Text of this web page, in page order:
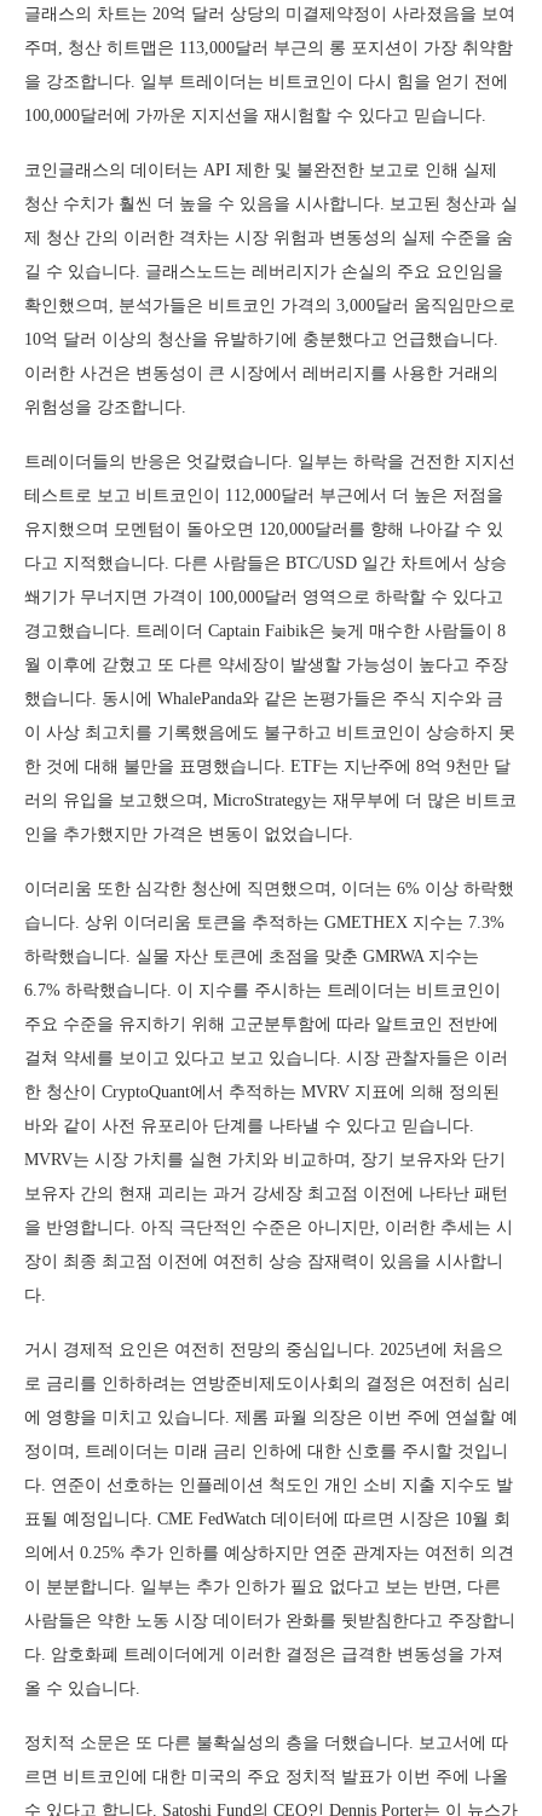
글래스의 차트는 20억 달러 상당의 미결제약정이 사라졌음을 보여
주며, 청산 히트맵은 113,000달러 부근의 롱 포지션이 가장 취약함
을 강조합니다. 일부 트레이더는 비트코인이 다시 힘을 얻기 전에
100,000달러에 가까운 지지선을 재시험할 수 있다고 믿습니다.
코인글래스의 데이터는 API 제한 및 불완전한 보고로 인해 실제
청산 수치가 훨씬 더 높을 수 있음을 시사합니다. 보고된 청산과 실
제 청산 간의 이러한 격차는 시장 위험과 변동성의 실제 수준을 숨
길 수 있습니다. 글래스노드는 레버리지가 손실의 주요 요인임을
확인했으며, 분석가들은 비트코인 가격의 3,000달러 움직임만으로
10억 달러 이상의 청산을 유발하기에 충분했다고 언급했습니다.
이러한 사건은 변동성이 큰 시장에서 레버리지를 사용한 거래의
위험성을 강조합니다.
트레이더들의 반응은 엇갈렸습니다. 일부는 하락을 건전한 지지선
테스트로 보고 비트코인이 112,000달러 부근에서 더 높은 저점을
유지했으며 모멘텀이 돌아오면 120,000달러를 향해 나아갈 수 있
다고 지적했습니다. 다른 사람들은 BTC/USD 일간 차트에서 상승
쐐기가 무너지면 가격이 100,000달러 영역으로 하락할 수 있다고
경고했습니다. 트레이더 Captain Faibik은 늦게 매수한 사람들이 8
월 이후에 갇혔고 또 다른 약세장이 발생할 가능성이 높다고 주장
했습니다. 동시에 WhalePanda와 같은 논평가들은 주식 지수와 금
이 사상 최고치를 기록했음에도 불구하고 비트코인이 상승하지 못
한 것에 대해 불만을 표명했습니다. ETF는 지난주에 8억 9천만 달
러의 유입을 보고했으며, MicroStrategy는 재무부에 더 많은 비트코
인을 추가했지만 가격은 변동이 없었습니다.
이더리움 또한 심각한 청산에 직면했으며, 이더는 6% 이상 하락했
습니다. 상위 이더리움 토큰을 추적하는 GMETHEX 지수는 7.3%
하락했습니다. 실물 자산 토큰에 초점을 맞춘 GMRWA 지수는
6.7% 하락했습니다. 이 지수를 주시하는 트레이더는 비트코인이
주요 수준을 유지하기 위해 고군분투함에 따라 알트코인 전반에
걸쳐 약세를 보이고 있다고 보고 있습니다. 시장 관찰자들은 이러
한 청산이 CryptoQuant에서 추적하는 MVRV 지표에 의해 정의된
바와 같이 사전 유포리아 단계를 나타낼 수 있다고 믿습니다.
MVRV는 시장 가치를 실현 가치와 비교하며, 장기 보유자와 단기
보유자 간의 현재 괴리는 과거 강세장 최고점 이전에 나타난 패턴
을 반영합니다. 아직 극단적인 수준은 아니지만, 이러한 추세는 시
장이 최종 최고점 이전에 여전히 상승 잠재력이 있음을 시사합니
다.
거시 경제적 요인은 여전히 전망의 중심입니다. 2025년에 처음으
로 금리를 인하하려는 연방준비제도이사회의 결정은 여전히 심리
에 영향을 미치고 있습니다. 제롬 파월 의장은 이번 주에 연설할 예
정이며, 트레이더는 미래 금리 인하에 대한 신호를 주시할 것입니
다. 연준이 선호하는 인플레이션 척도인 개인 소비 지출 지수도 발
표될 예정입니다. CME FedWatch 데이터에 따르면 시장은 10월 회
의에서 0.25% 추가 인하를 예상하지만 연준 관계자는 여전히 의견
이 분분합니다. 일부는 추가 인하가 필요 없다고 보는 반면, 다른
사람들은 약한 노동 시장 데이터가 완화를 뒷받침한다고 주장합니
다. 암호화폐 트레이더에게 이러한 결정은 급격한 변동성을 가져
올 수 있습니다.
정치적 소문은 또 다른 불확실성의 층을 더했습니다. 보고서에 따
르면 비트코인에 대한 미국의 주요 정치적 발표가 이번 주에 나올
수 있다고 합니다. Satoshi Fund의 CEO인 Dennis Porter는 이 뉴스가